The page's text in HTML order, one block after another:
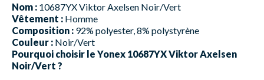
Nom : 10687YX Viktor Axelsen Noir/Vert
Vêtement : Homme
Composition : 92% polyester, 8% polystyrène
Couleur : Noir/Vert
Pourquoi choisir le Yonex 10687YX Viktor Axelsen
Noir/Vert ?